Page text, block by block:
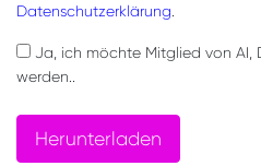
Datenschutzerklärung
Ja, ich möchte Mitglied von AI,
werden..
Herunterladen